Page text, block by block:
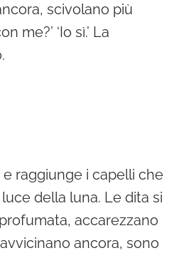
scivolano più
me?’ ‘Io sì.’ La
raggiunge i capelli che
della luna. Le dita si
accarezzano
ancora, sono